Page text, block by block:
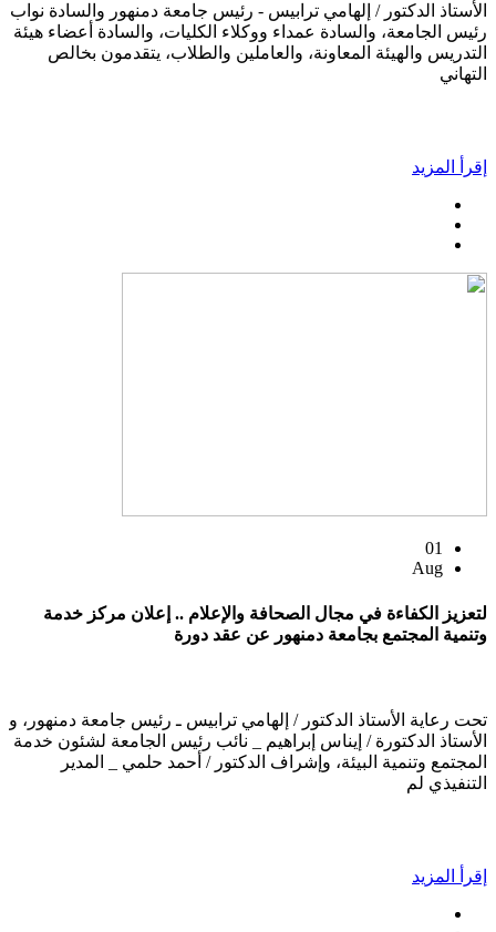
الأستاذ الدكتور / إلهامي ترابيس - رئيس جامعة دمنهور والسادة نواب
رئيس الجامعة، والسادة عمداء ووكلاء الكليات، والسادة أعضاء هيئة
التدريس والهيئة المعاونة، والعاملين والطلاب، يتقدمون بخالص
التهاني
إقرأ المزيد
01
Aug
لتعزيز الكفاءة في مجال الصحافة والإعلام .. إعلان مركز خدمة
وتنمية المجتمع بجامعة دمنهور عن عقد دورة
تحت رعاية الأستاذ الدكتور / إلهامي ترابيس ـ رئيس جامعة دمنهور، و
الأستاذ الدكتورة / إيناس إبراهيم _ نائب رئيس الجامعة لشئون خدمة
المجتمع وتنمية البيئة، وإشراف الدكتور / أحمد حلمي _ المدير
التنفيذي لم
إقرأ المزيد